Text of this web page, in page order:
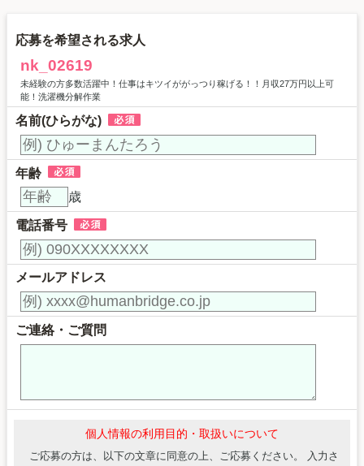
応募を希望される求人
nk_02619
未経験の方多数活躍中！仕事はキツイががっつり稼げる！！月収27万円以上可
能！洗濯機分解作業
名前(ひらがな)
年齢
歳
電話番号
メールアドレス
ご連絡・ご質問
個人情報の利用目的・取扱いについて
ご応募の方は、以下の文章に同意の上、ご応募ください。 入力さ